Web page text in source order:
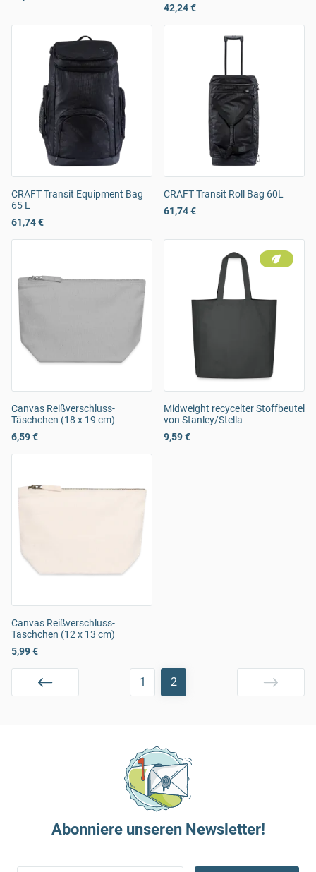
42,24 €
CRAFT Transit Equipment Bag
65 L
61,74 €
CRAFT Transit Roll Bag 60L
61,74 €
Canvas Reißverschluss-
Täschchen (18 x 19 cm)
6,59 €
Midweight recycelter Stoffbeutel
von Stanley/Stella
9,59 €
Canvas Reißverschluss-
Täschchen (12 x 13 cm)
5,99 €
1 2
Abonniere unseren Newsletter!